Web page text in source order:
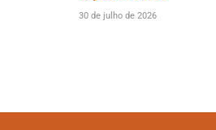
30 de julho de 2026